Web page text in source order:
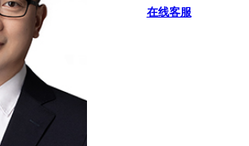
在线客服